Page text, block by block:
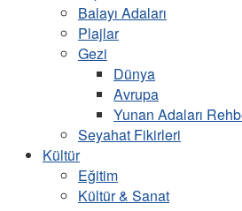
Balayı Adaları
Plajlar
Gezi
Dünya
Avrupa
Yunan Adaları
Seyahat Fikirleri
Kültür
Eğitim
Kültür & Sanat